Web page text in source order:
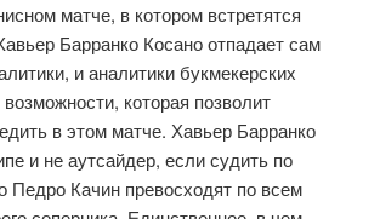
матче, в котором встретятся
Барранко Косано отпадает сам
и аналитики букмекерских
которая позволит
в этом матче. Хавьер Барранко
и не аутсайдер, если судить по
Педро Качин превосходят по всем